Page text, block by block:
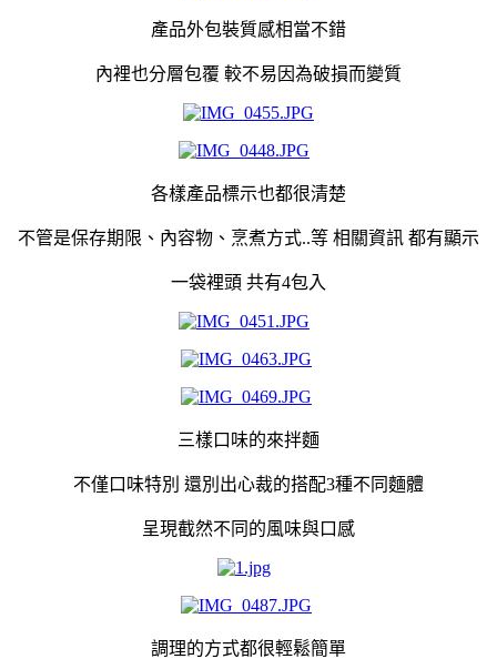
產品外包裝質感相當不錯
內裡也分層包覆 較不易因為破損而變質
各樣產品標示也都很清楚
不管是保存期限、內容物、烹煮方式..等 相關資訊 都有顯示
一袋裡頭 共有4包入
三樣口味的來拌麵
不僅口味特別 還別出心裁的搭配3種不同麵體
呈現截然不同的風味與口感
調理的方式都很輕鬆簡單